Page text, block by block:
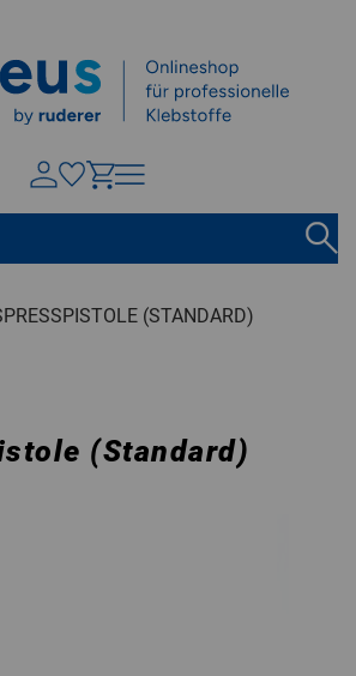
(STANDARD)
(Standard)